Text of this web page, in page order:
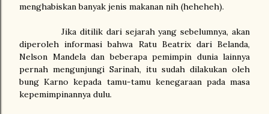
menghabiskan banyak jenis makanan nih (heheheh).
Jika ditilik dari sejarah yang sebelumnya, akan
diperoleh informasi bahwa Ratu Beatrix dari Belanda,
Nelson Mandela dan beberapa pemimpin dunia lainnya
pernah mengunjungi Sarinah, itu sudah dilakukan oleh
bung Karno kepada tamu-tamu kenegaraan pada masa
kepemimpinannya dulu.